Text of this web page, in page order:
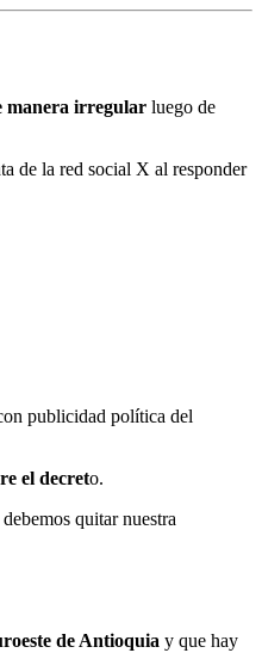
manera irregular luego de
de la red social X al responder
publicidad política del
el decreto.
quitar nuestra
de Antioquia y que hay